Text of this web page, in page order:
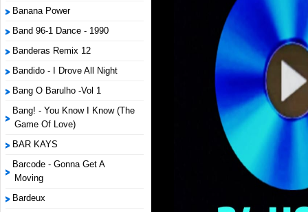
Banana Power
Band 96-1 Dance - 1990
Banderas Remix 12
Bandido - I Drove All Night
Bang O Barulho -Vol 1
Bang! - You Know I Know (The
Game Of Love)
BAR KAYS
Barcode - Gonna Get A
Moving
Bardeux